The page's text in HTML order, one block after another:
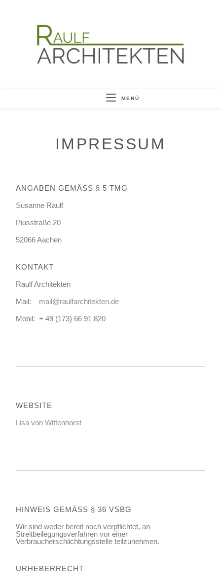
MENÜ
IMPRESSUM
ANGABEN GEMÄSS § 5 TMG
Susanne Raulf
Piusstraße 20
52066 Aachen
KONTAKT
Raulf Architekten
Mail: mail@raulfarchitekten.de
Mobil: + 49 (173) 66 91 820
WEBSITE
Lisa von Wittenhorst
HINWEIS GEMÄSS § 36 VSBG
Wir sind weder bereit noch verpflichtet, an
Streitbeilegungsverfahren vor einer
Verbraucherschlichtungsstelle teilzunehmen.
URHEBERRECHT